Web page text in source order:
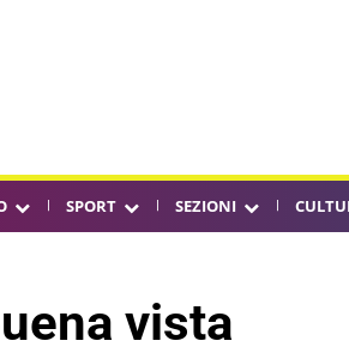
SPORT SEZIONI
vista